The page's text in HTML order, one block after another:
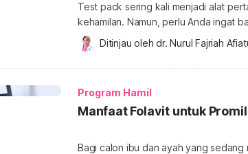
Test pack sering kali menjadi alat
kehamilan. Namun, perlu Anda ingat
tetap perlu dikonfirmasi ke dokter kandungan. Meski garis dua
diartikan sebagai tanda kehamilan,
Mengapa kondisi ini bisa terjadi?
Ditinjau oleh dr. Nurul Fajriah
Program Hamil
Manfaat Folavit untuk
Bagi calon ibu dan ayah yang sedang